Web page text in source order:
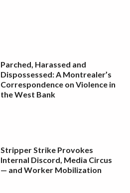
Parched, Harassed and
Dispossessed: A Montrealer’s
Correspondence on Violence in
the West Bank
Stripper Strike Provokes
Internal Discord, Media Circus
— and Worker Mobilization